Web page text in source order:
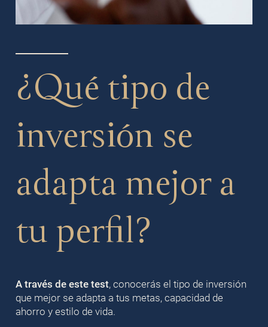
¿Qué tipo de
inversión se
adapta mejor a
tu perfil?
A través de este test, conocerás el tipo de inversión
que mejor se adapta a tus metas, capacidad de
ahorro y estilo de vida.